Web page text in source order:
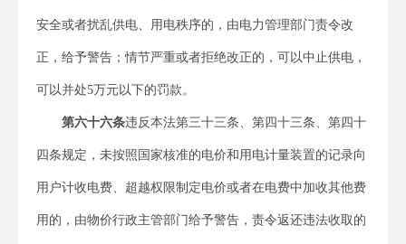
安全或者扰乱供电、用电秩序的，由电力管理部门责令改
正，给予警告；情节严重或者拒绝改正的，可以中止供电，
可以并处5万元以下的罚款。
第六十六条违反本法第三十三条、第四十三条、第四十
四条规定，未按照国家核准的电价和用电计量装置的记录向
用户计收电费、超越权限制定电价或者在电费中加收其他费
用的，由物价行政主管部门给予警告，责令返还违法收取的